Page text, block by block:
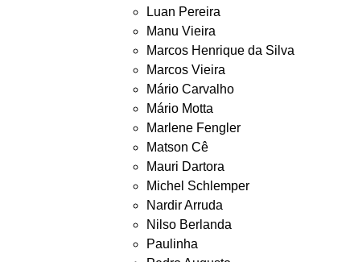
Luan Pereira
Manu Vieira
Marcos Henrique da Silva
Marcos Vieira
Mário Carvalho
Mário Motta
Marlene Fengler
Matson Cê
Mauri Dartora
Michel Schlemper
Nardir Arruda
Nilso Berlanda
Paulinha